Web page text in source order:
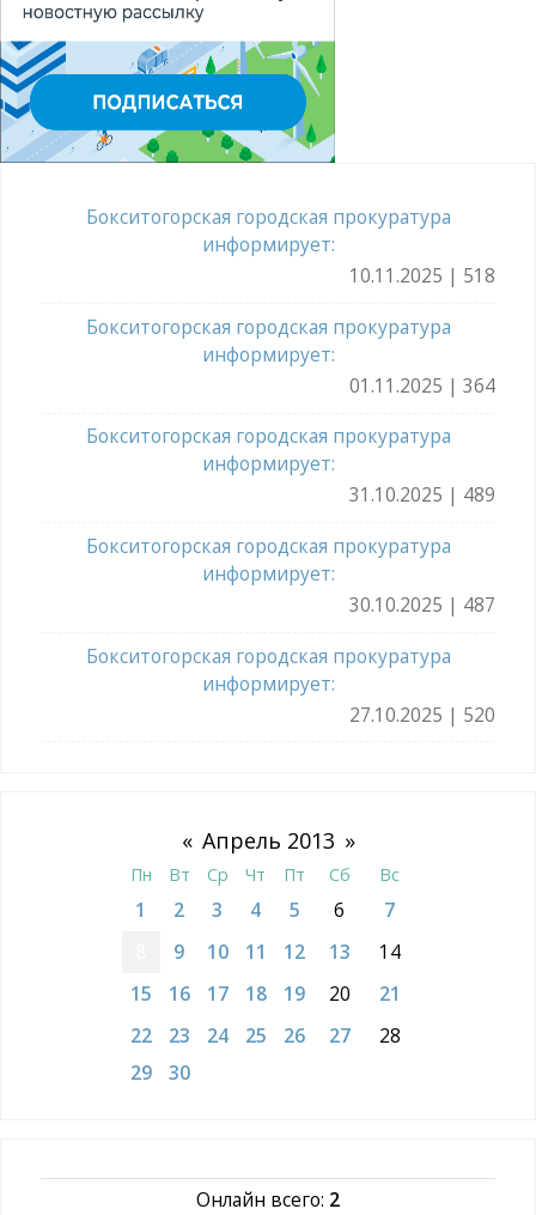
Бокситогорская городская прокуратура
информирует:
10.11.2025 | 518
Бокситогорская городская прокуратура
информирует:
01.11.2025 | 364
Бокситогорская городская прокуратура
информирует:
31.10.2025 | 489
Бокситогорская городская прокуратура
информирует:
30.10.2025 | 487
Бокситогорская городская прокуратура
информирует:
27.10.2025 | 520
« Апрель 2013 »
Пн Вт Ср Чт Пт Сб Вс
1 2 3 4 5 6
7
9 10 11 12 13
14
15
16 17 18 19 20
21
22
23 24 25 26 27
28
29
30
Онлайн всего: 2